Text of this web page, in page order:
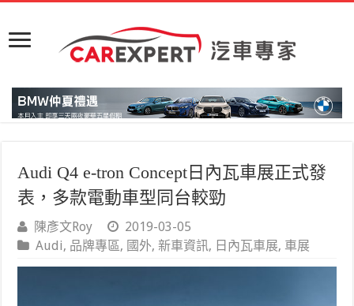
Audi Q4 e-tron Concept日內瓦車展正式發
表，多款電動車型同台較勁
陳彥文Roy
2019-03-05
Audi, 品牌專區, 國外,新車資訊, 日內瓦車展, 車展